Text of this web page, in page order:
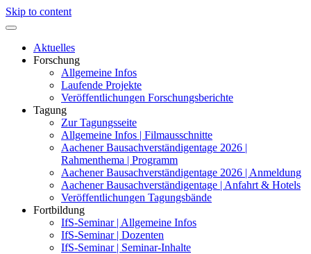
Skip to content
Aktuelles
Forschung
Allgemeine Infos
Laufende Projekte
Veröffentlichungen Forschungsberichte
Tagung
Zur Tagungsseite
Allgemeine Infos | Filmausschnitte
Aachener Bausachverständigentage 2026 |
Rahmenthema | Programm
Aachener Bausachverständigentage 2026 | Anmeldung
Aachener Bausachverständigentage | Anfahrt & Hotels
Veröffentlichungen Tagungsbände
Fortbildung
IfS-Seminar | Allgemeine Infos
IfS-Seminar | Dozenten
IfS-Seminar | Seminar-Inhalte